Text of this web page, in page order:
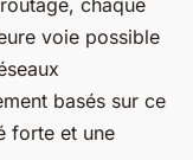
chaque
voie possible
basés sur ce
forte et une